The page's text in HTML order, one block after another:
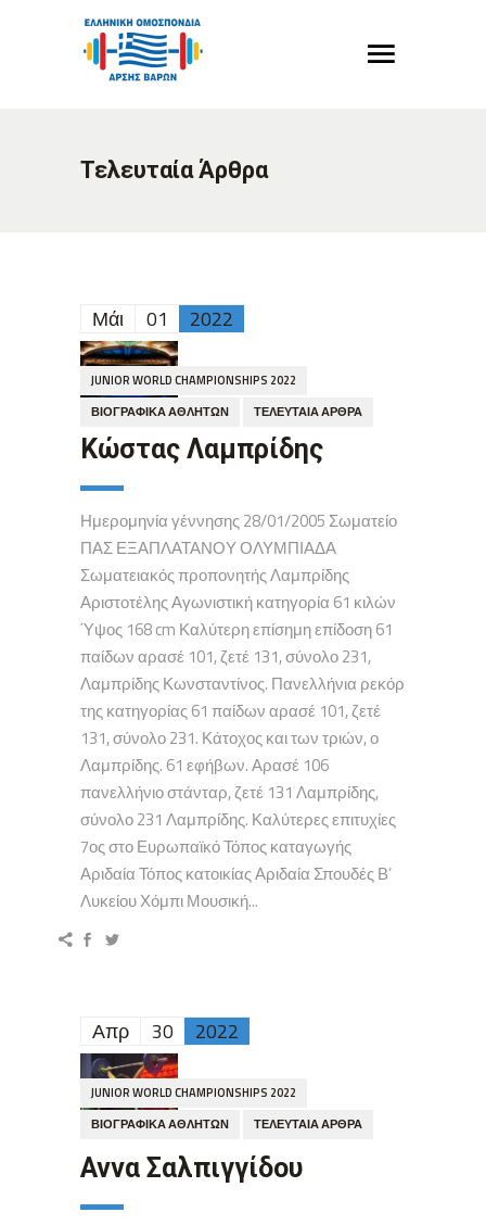
Τελευταία Άρθρα
Μάι 01 2022
JUNIOR WORLD CHAMPIONSHIPS 2022
ΒΙΟΓΡΑΦΙΚΆ ΑΘΛΗΤΏΝ
ΤΕΛΕΥΤΑΊΑ ΆΡΘΡΑ
Κώστας Λαμπρίδης
Ημερομηνία γέννησης 28/01/2005 Σωματείο
ΠΑΣ ΕΞΑΠΛΑΤΑΝΟΥ ΟΛΥΜΠΙΑΔΑ
Σωματειακός προπονητής Λαμπρίδης
Αριστοτέλης Αγωνιστική κατηγορία 61 κιλών
Ύψος 168 cm Καλύτερη επίσημη επίδοση 61
παίδων αρασέ 101, ζετέ 131, σύνολο 231,
Λαμπρίδης Κωνσταντίνος. Πανελλήνια ρεκόρ
της κατηγορίας 61 παίδων αρασέ 101, ζετέ
131, σύνολο 231. Κάτοχος και των τριών, ο
Λαμπρίδης. 61 εφήβων. Αρασέ 106
πανελλήνιο στάνταρ, ζετέ 131 Λαμπρίδης,
σύνολο 231 Λαμπρίδης. Καλύτερες επιτυχίες
7ος στο Ευρωπαϊκό Τόπος καταγωγής
Αριδαία Τόπος κατοικίας Αριδαία Σπουδές Β’
Λυκείου Χόμπι Μουσική...
Απρ 30 2022
JUNIOR WORLD CHAMPIONSHIPS 2022
ΒΙΟΓΡΑΦΙΚΆ ΑΘΛΗΤΏΝ
ΤΕΛΕΥΤΑΊΑ ΆΡΘΡΑ
Αννα Σαλπιγγίδου